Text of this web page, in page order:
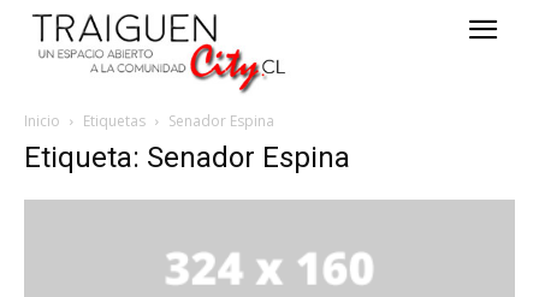
Inicio Etiquetas Senador Espina
Etiqueta: Senador Espina